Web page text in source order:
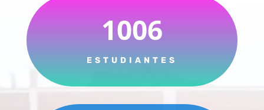
1006
ESTUDIANTES